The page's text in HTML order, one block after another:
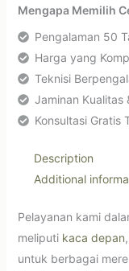
Mengapa Memilih
Pengalaman 50
Harga yang
Teknisi
Jaminan Kualitas
Konsultasi Gratis
Description
Additional
Pelayanan kami
meliputi kaca depan
untuk berbagai